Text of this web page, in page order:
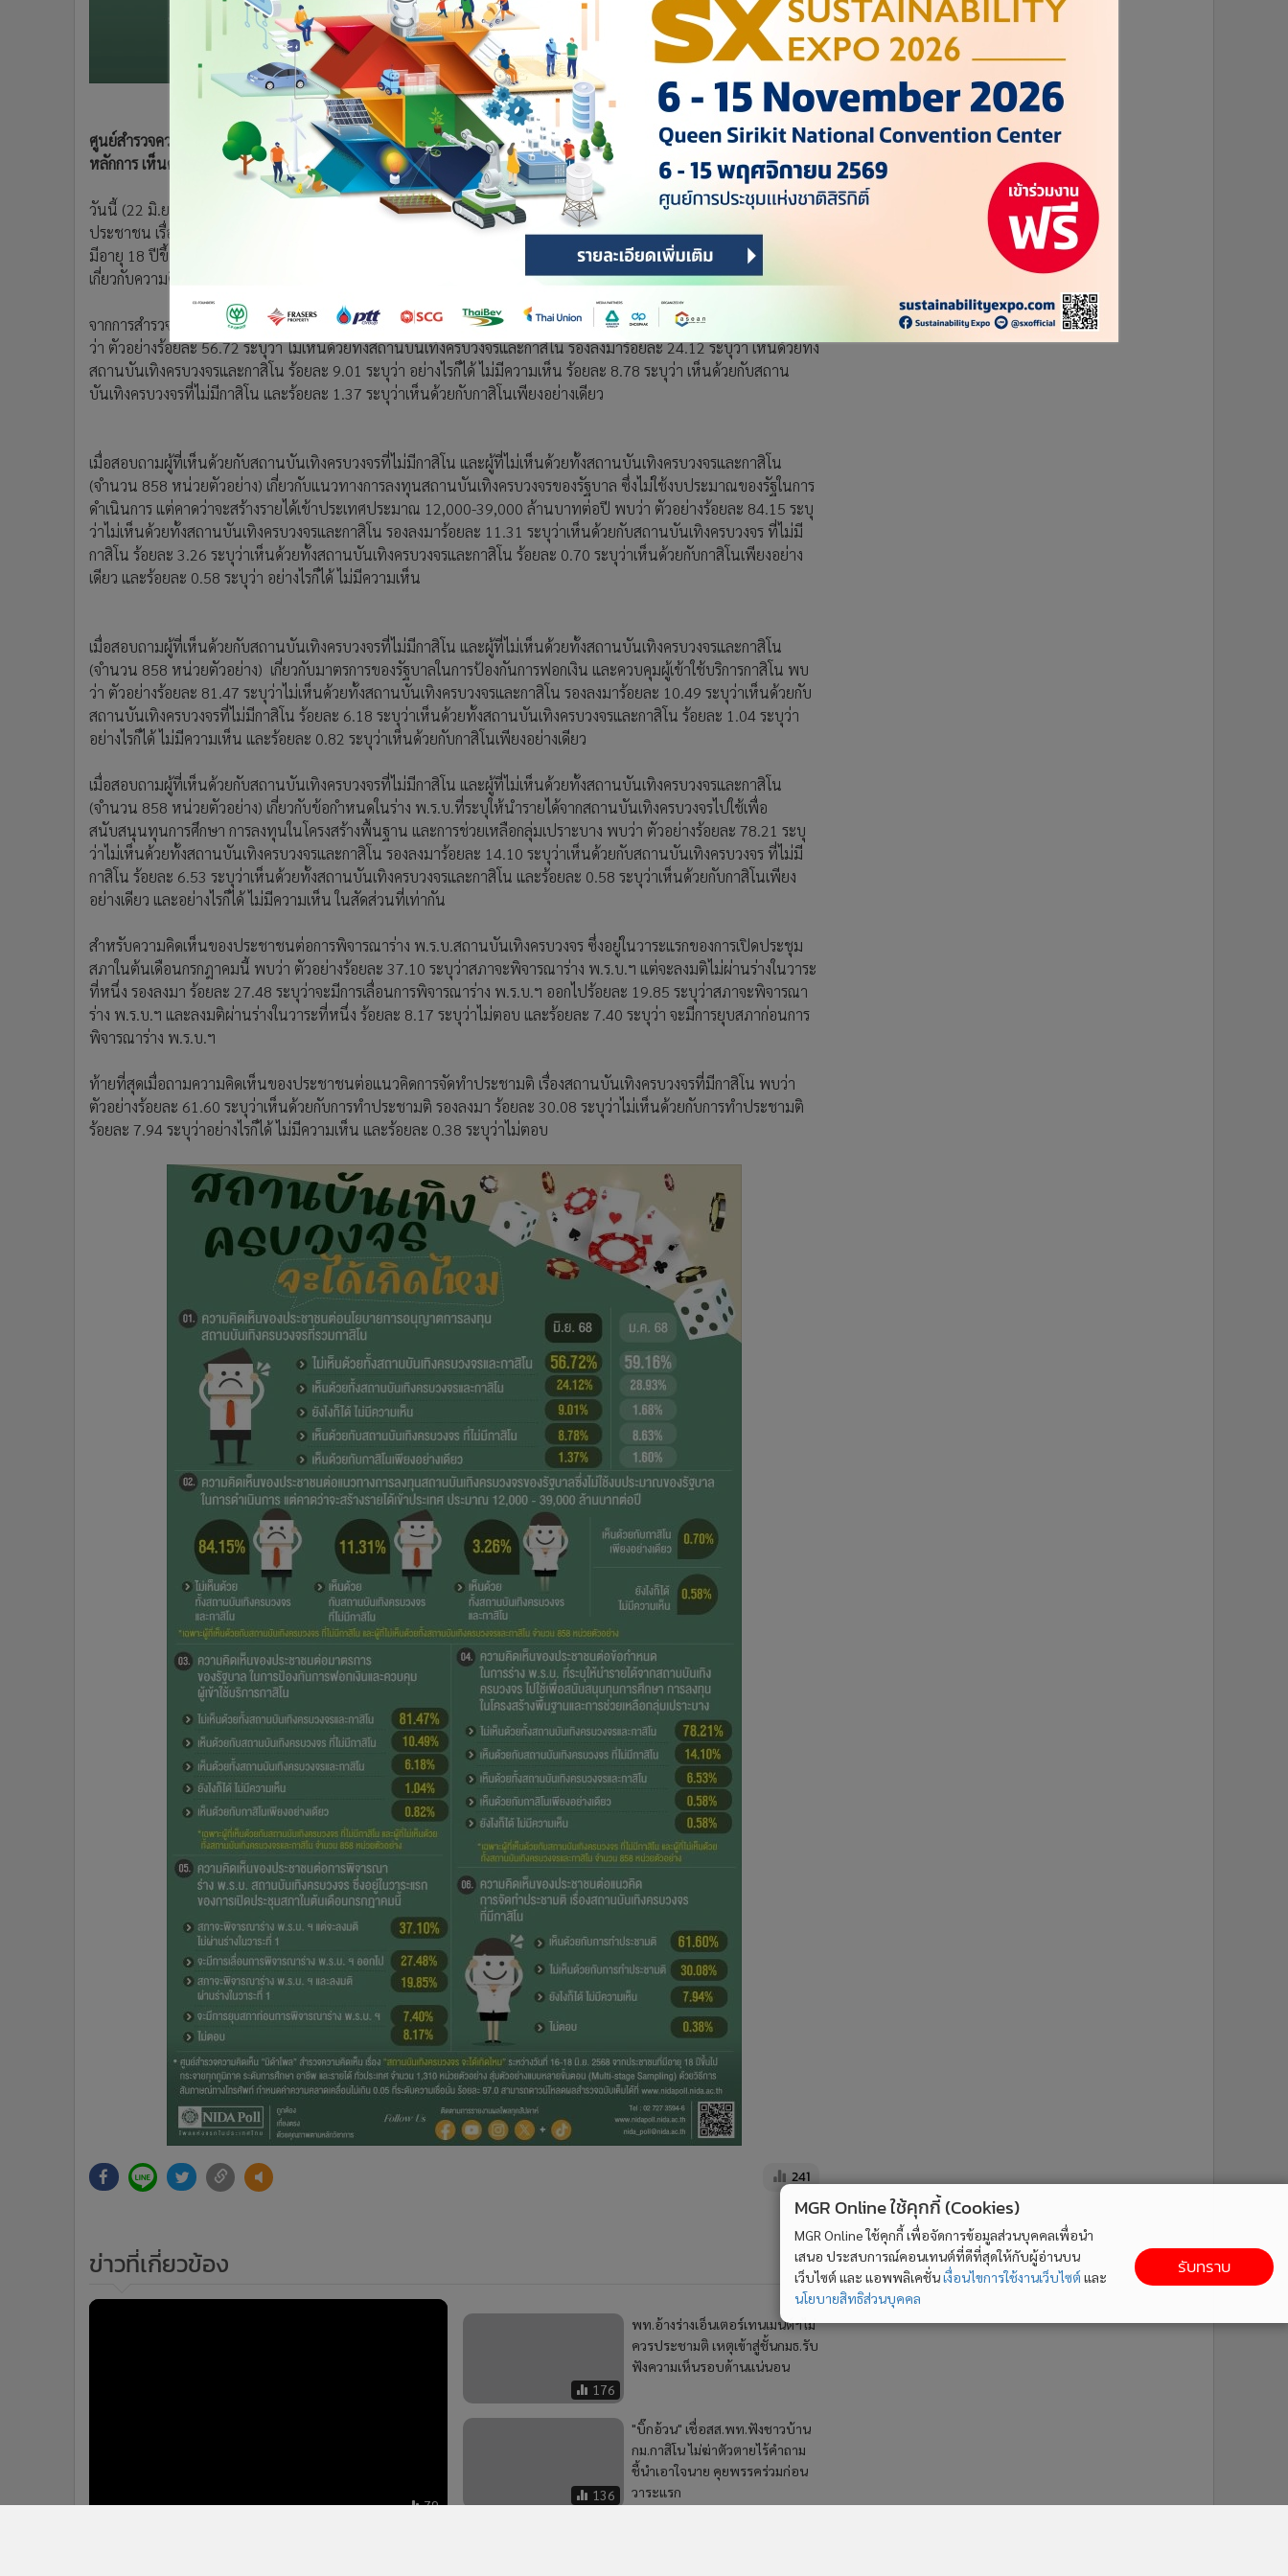
Gotomanager
ศูนย์สำรวจความคิดเห็น “นิด้าโพล” ชี้ประชาชนเกินครึ่งไม่เอาเอนเตอร์เทนเมนต์คอมเพล็กซ์และกาสิโน เชื่อไม่ผ่านวาระรับ
หลักการ เห็นด้วยกับการทำประชามติ
วันนี้ (22 มิ.ย.) ศูนย์สำรวจความคิดเห็น “นิด้าโพล” สถาบันบัณฑิตพัฒนบริหารศาสตร์ (นิด้า) เปิดเผยผลการสำรวจของ
ประชาชน เรื่อง “สถานบันเทิงครบวงจร จะได้เกิดไหม” ทำการสำรวจระหว่างวันที่ 16-18 มิถุนายน 2568 จากประชาชนที่
มีอายุ 18 ปีขึ้นไป กระจายทุกภูมิภาค ระดับการศึกษา อาชีพ และรายได้ ทั่วประเทศ รวมจำนวนทั้งสิ้น 1,310 หน่วยตัวอย่าง
เกี่ยวกับความคิดเห็นของประชาชนที่มีต่อเรื่องสถานบันเทิงครบวงจร (Entertainment Complex)
จากการสำรวจเมื่อถามความคิดเห็นของประชาชนต่อนโยบายการอนุญาตการลงทุนสถานบันเทิงครบวงจรที่รวมกาสิโน พบ
ว่า ตัวอย่างร้อยละ 56.72 ระบุว่า ไม่เห็นด้วยทั้งสถานบันเทิงครบวงจรและกาสิโน รองลงมาร้อยละ 24.12 ระบุว่า เห็นด้วยทั้ง
สถานบันเทิงครบวงจรและกาสิโน ร้อยละ 9.01 ระบุว่า อย่างไรก็ได้ ไม่มีความเห็น ร้อยละ 8.78 ระบุว่า เห็นด้วยกับสถาน
บันเทิงครบวงจรที่ไม่มีกาสิโน และร้อยละ 1.37 ระบุว่าเห็นด้วยกับกาสิโนเพียงอย่างเดียว
เมื่อสอบถามผู้ที่เห็นด้วยกับสถานบันเทิงครบวงจรที่ไม่มีกาสิโน และผู้ที่ไม่เห็นด้วยทั้งสถานบันเทิงครบวงจรและกาสิโน
(จำนวน 858 หน่วยตัวอย่าง) เกี่ยวกับแนวทางการลงทุนสถานบันเทิงครบวงจรของรัฐบาล ซึ่งไม่ใช้งบประมาณของรัฐในการ
ดำเนินการ แต่คาดว่าจะสร้างรายได้เข้าประเทศประมาณ 12,000-39,000 ล้านบาทต่อปี พบว่า ตัวอย่างร้อยละ 84.15 ระบุ
ว่าไม่เห็นด้วยทั้งสถานบันเทิงครบวงจรและกาสิโน รองลงมาร้อยละ 11.31 ระบุว่าเห็นด้วยกับสถานบันเทิงครบวงจร ที่ไม่มี
กาสิโน ร้อยละ 3.26 ระบุว่าเห็นด้วยทั้งสถานบันเทิงครบวงจรและกาสิโน ร้อยละ 0.70 ระบุว่าเห็นด้วยกับกาสิโนเพียงอย่าง
เดียว และร้อยละ 0.58 ระบุว่า อย่างไรก็ได้ ไม่มีความเห็น
เมื่อสอบถามผู้ที่เห็นด้วยกับสถานบันเทิงครบวงจรที่ไม่มีกาสิโน และผู้ที่ไม่เห็นด้วยทั้งสถานบันเทิงครบวงจรและกาสิโน
(จำนวน 858 หน่วยตัวอย่าง) เกี่ยวกับมาตรการของรัฐบาลในการป้องกันการฟอกเงิน และควบคุมผู้เข้าใช้บริการกาสิโน พบ
ว่า ตัวอย่างร้อยละ 81.47 ระบุว่าไม่เห็นด้วยทั้งสถานบันเทิงครบวงจรและกาสิโน รองลงมาร้อยละ 10.49 ระบุว่าเห็นด้วยกับ
สถานบันเทิงครบวงจรที่ไม่มีกาสิโน ร้อยละ 6.18 ระบุว่าเห็นด้วยทั้งสถานบันเทิงครบวงจรและกาสิโน ร้อยละ 1.04 ระบุว่า
อย่างไรก็ได้ ไม่มีความเห็น และร้อยละ 0.82 ระบุว่าเห็นด้วยกับกาสิโนเพียงอย่างเดียว
เมื่อสอบถามผู้ที่เห็นด้วยกับสถานบันเทิงครบวงจรที่ไม่มีกาสิโน และผู้ที่ไม่เห็นด้วยทั้งสถานบันเทิงครบวงจรและกาสิโน
(จำนวน 858 หน่วยตัวอย่าง) เกี่ยวกับข้อกำหนดในร่าง พ.ร.บ.ที่ระบุให้นำรายได้จากสถานบันเทิงครบวงจรไปใช้เพื่อ
สนับสนุนทุนการศึกษา การลงทุนในโครงสร้างพื้นฐาน และการช่วยเหลือกลุ่มเปราะบาง พบว่า ตัวอย่างร้อยละ 78.21 ระบุ
ว่าไม่เห็นด้วยทั้งสถานบันเทิงครบวงจรและกาสิโน รองลงมาร้อยละ 14.10 ระบุว่าเห็นด้วยกับสถานบันเทิงครบวงจร ที่ไม่มี
กาสิโน ร้อยละ 6.53 ระบุว่าเห็นด้วยทั้งสถานบันเทิงครบวงจรและกาสิโน และร้อยละ 0.58 ระบุว่าเห็นด้วยกับกาสิโนเพียง
อย่างเดียว และอย่างไรก็ได้ ไม่มีความเห็น ในสัดส่วนที่เท่ากัน
สำหรับความคิดเห็นของประชาชนต่อการพิจารณาร่าง พ.ร.บ.สถานบันเทิงครบวงจร ซึ่งอยู่ในวาระแรกของการเปิดประชุม
สภาในต้นเดือนกรกฎาคมนี้ พบว่า ตัวอย่างร้อยละ 37.10 ระบุว่าสภาจะพิจารณาร่าง พ.ร.บ.ฯ แต่จะลงมติไม่ผ่านร่างในวาระ
ที่หนึ่ง รองลงมา ร้อยละ 27.48 ระบุว่าจะมีการเลื่อนการพิจารณาร่าง พ.ร.บ.ฯ ออกไปร้อยละ 19.85 ระบุว่าสภาจะพิจารณา
ร่าง พ.ร.บ.ฯ และลงมติผ่านร่างในวาระที่หนึ่ง ร้อยละ 8.17 ระบุว่าไม่ตอบ และร้อยละ 7.40 ระบุว่า จะมีการยุบสภาก่อนการ
พิจารณาร่าง พ.ร.บ.ฯ
ท้ายที่สุดเมื่อถามความคิดเห็นของประชาชนต่อแนวคิดการจัดทำประชามติ เรื่องสถานบันเทิงครบวงจรที่มีกาสิโน พบว่า
ตัวอย่างร้อยละ 61.60 ระบุว่าเห็นด้วยกับการทำประชามติ รองลงมา ร้อยละ 30.08 ระบุว่าไม่เห็นด้วยกับการทำประชามติ
ร้อยละ 7.94 ระบุว่าอย่างไรก็ได้ ไม่มีความเห็น และร้อยละ 0.38 ระบุว่าไม่ตอบ
241
ข่าวที่เกี่ยวข้อง
79
176
พท.อ้างร่างเอ็นเตอร์เทนเมนต์ฯไม่
ควรประชามติ เหตุเข้าสู่ชั้นกมธ.รับ
ฟังความเห็นรอบด้านแน่นอน
136
"บิ๊กอ้วน" เชื่อสส.พท.ฟังชาวบ้าน
กม.กาสิโน ไม่ฆ่าตัวตายไร้คำถาม
ชี้นำเอาใจนาย คุยพรรคร่วมก่อน
วาระแรก
MGR Online ใช้คุกกี้ (Cookies)
MGR Online ใช้คุกกี้ เพื่อจัดการข้อมูลส่วนบุคคลเพื่อนำ
เสนอ ประสบการณ์คอนเทนต์ที่ดีที่สุดให้กับผู้อ่านบน
เว็บไซต์ และ แอพพลิเคชั่นเงื่อนไขการใช้งานเว็บไซต์ และ
นโยบายสิทธิส่วนบุคคล
รับทราบ